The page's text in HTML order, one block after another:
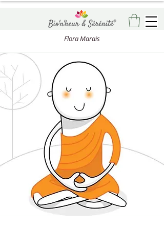
Flora Marais